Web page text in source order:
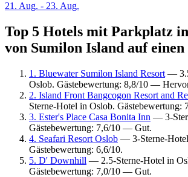
21. Aug. - 23. Aug.
Top 5 Hotels mit Parkplatz
von Sumilon Island auf
1. Bluewater Sumilon Island Resort —
Oslob. Gästebewertung: 8,8/10 —
2. Island Front Bangcogon Resort and
Sterne-Hotel in Oslob.
3. Ester's Place Casa Bonita Inn — 3-
Gästebewertung: 7,6/10 — Gut.
4. Seafari Resort Oslob — 3-Sterne-
Gästebewertung: 6,6/10.
5. D' Downhill — 2.5-Sterne-Hotel in
Gästebewertung: 7,0/10 — Gut.